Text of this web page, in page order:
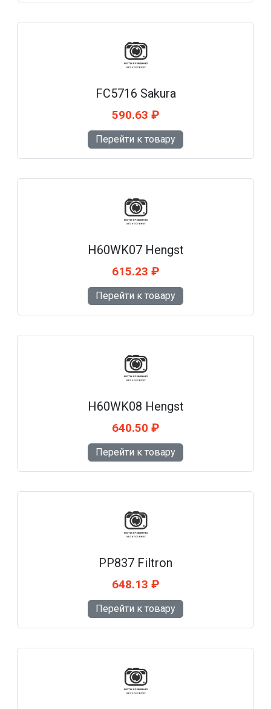
FC5716 Sakura
590.63 ₽
Перейти к товару
H60WK07 Hengst
615.23 ₽
Перейти к товару
H60WK08 Hengst
640.50 ₽
Перейти к товару
PP837 Filtron
648.13 ₽
Перейти к товару